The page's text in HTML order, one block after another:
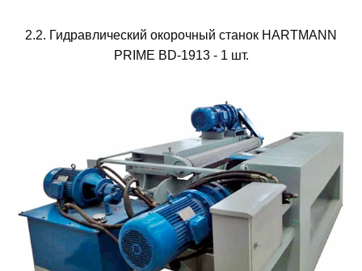
2.2. Гидравлический окорочный станок HARTMANN
PRIME BD-1913 - 1 шт.